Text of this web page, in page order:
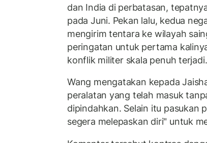
dan India di perbatasan,
pada Juni. Pekan lalu, kedua
mengirim tentara ke wilayah
peringatan untuk pertama
konflik militer skala penuh terjadi.
Wang mengatakan kepada
peralatan yang telah masuk
dipindahkan. Selain itu pasukan
segera melepaskan diri" untuk